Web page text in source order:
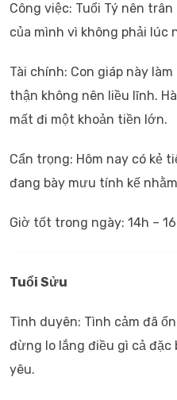
Công việc: Tuổi Tý nên
của mình vì không phải lúc
Tài chính: Con giáp này
thận không nên liều lĩnh.
mất đi một khoản tiền lớn.
Cẩn trọng: Hôm nay có kẻ
đang bày mưu tính kế
Giờ tốt trong ngày: 14h –
Tuổi Sửu
Tình duyên: Tình cảm đã
đừng lo lắng điều gì cả
yêu.